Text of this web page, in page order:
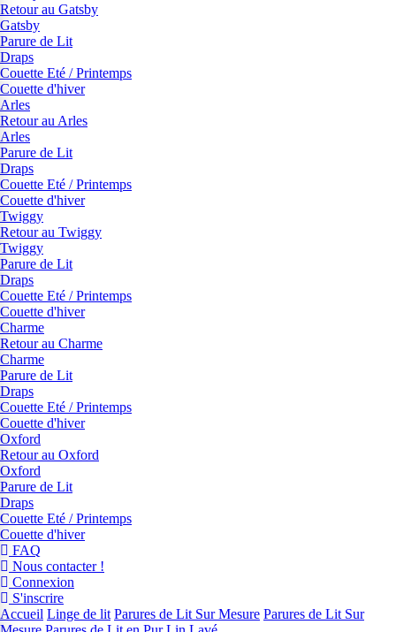
Retour au Gatsby
Gatsby
Parure de Lit
Draps
Couette Eté / Printemps
Couette d'hiver
Arles
Retour au Arles
Arles
Parure de Lit
Draps
Couette Eté / Printemps
Couette d'hiver
Twiggy
Retour au Twiggy
Twiggy
Parure de Lit
Draps
Couette Eté / Printemps
Couette d'hiver
Charme
Retour au Charme
Charme
Parure de Lit
Draps
Couette Eté / Printemps
Couette d'hiver
Oxford
Retour au Oxford
Oxford
Parure de Lit
Draps
Couette Eté / Printemps
Couette d'hiver
FAQ
Nous contacter !
Connexion
S'inscrire
Accueil Linge de lit Parures de Lit Sur Mesure Parures de Lit Sur